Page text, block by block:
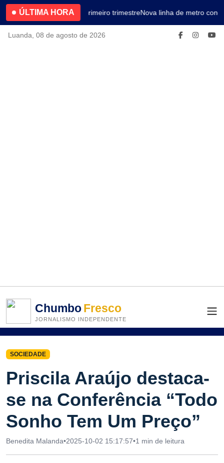
ÚLTIMA HORA4.2% no primeiro trimestreNova linha de metro
Luanda, 08 de agosto de 2026
ChumboFresco
JORNALISMO INDEPENDENTE
SOCIEDADE
Priscila Araújo destaca-
se na Conferência “Todo
Sonho Tem Um Preço”
Benedita Malanda•2025-10-02 15:17:57•1 min de leitura